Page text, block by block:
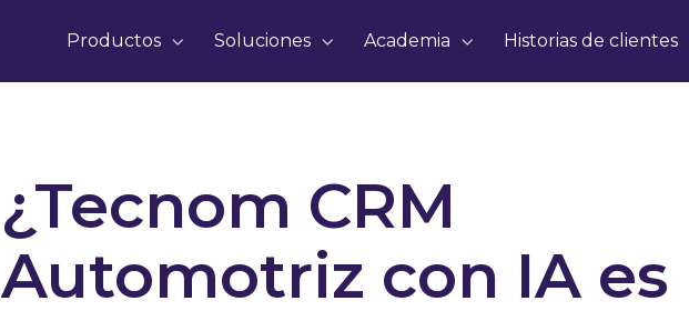
Productos Soluciones Academia Historias de clientes
¿Tecnom CRM
Automotriz con IA es